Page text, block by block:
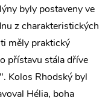
byly postaveny ve
z charakteristických
měly praktický
přístavu stála dříve
Kolos Rhodský byl
Hélia, boha